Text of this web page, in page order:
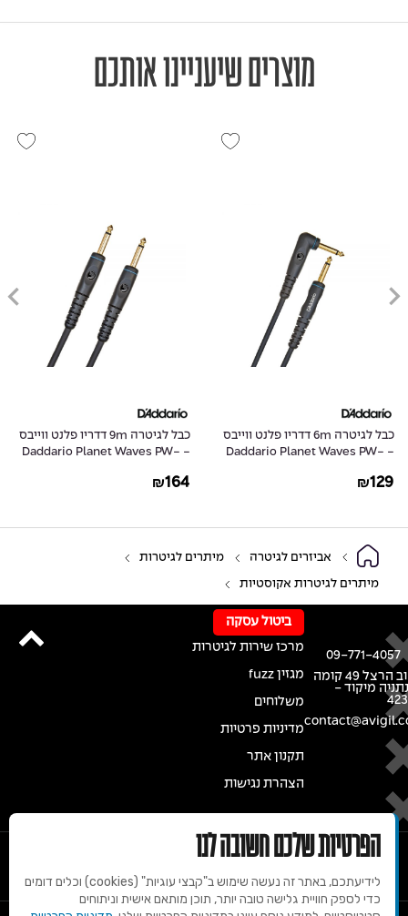
מוצרים שיעניינו אותכם
כבל לגיטרה 6m דדריו פלנט ווייבס
- Daddario Planet Waves PW-
₪129
כבל לגיטרה 9m דדריו פלנט ווייבס
- Daddario Planet Waves PW-
₪164
אביזרים לגיטרה מיתרים לגיטרות
מיתרים לגיטרות אקוסטיות
רחוב הרצל 49 קומה
מיקוד -
09-771-4057
ביטול עסקה
מרכז שירות לגיטרות
מגזין fuzz
משלוחים
מדיניות פרטיות
תקנון אתר
הצהרת נגישות
הפרטיות שלכם חשובה לנו
לידיעתכם, באתר זה נעשה שימוש ב"קבצי עוגיות" (cookies) וכלים דומים
כדי לספק חוויית גלישה טובה יותר, תוכן מותאם אישית וניתוחים